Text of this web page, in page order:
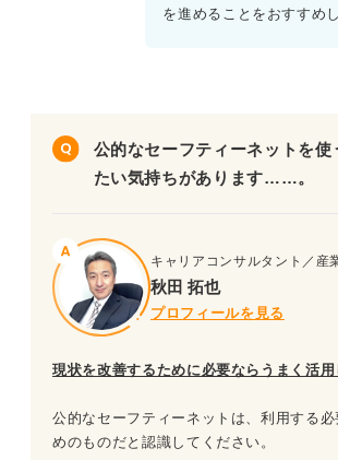
を進めることをおすすめ
公的なセーフティーネットを使
たい気持ちがあります……。
キャリアコンサルタント／産
秋田 拓也
プロフィールを見る
現状を改善するために必要ならうまく活用
公的なセーフティーネットは、利用する
めのものだと認識してください。